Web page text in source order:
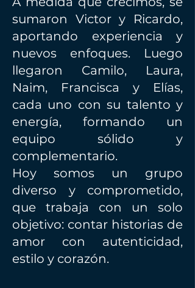
sumaron Victor y Ricardo,
aportando experiencia y
nuevos enfoques. Luego
llegaron Camilo, Laura,
Naim, Francisca y Elías,
cada uno con su talento y
energía, formando un
equipo sólido y
complementario.
Hoy somos un grupo
diverso y comprometido,
que trabaja con un solo
objetivo: contar historias de
amor con autenticidad,
estilo y corazón.